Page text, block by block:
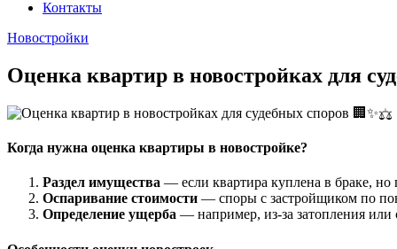
Контакты
Новостройки
Оценка квартир в новостройках для
Когда нужна оценка квартиры в новостройке?
Раздел имущества — если квартира куплена в браке,
Оспаривание стоимости — споры с застройщиком по
Определение ущерба — например, из-за затопления или